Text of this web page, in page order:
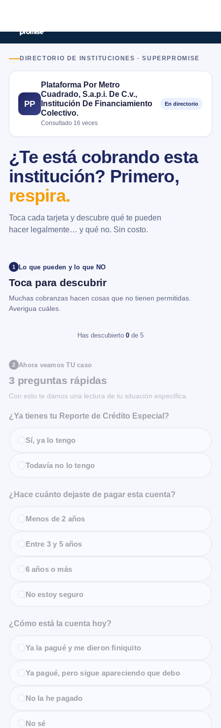
DIRECTORIO DE INSTITUCIONES · SUPERPROMISE
PP
Plataforma Por Metro
Cuadrado, S.a.p.i. De C.v.,
Institución De Financiamiento
Colectivo.
Consultado 16 veces
En directorio
¿Te está cobrando esta
institución? Primero,
respira.
Toca cada tarjeta y descubre qué te pueden
hacer legalmente… y qué no. Sin costo.
1 Lo que pueden y lo que NO
Toca para descubrir
Muchas cobranzas hacen cosas que no tienen permitidas.
Averigua cuáles.
Has descubierto 0 de 5
2 Ahora veamos TU caso
3 preguntas rápidas
Con esto te damos una lectura de tu situación específica.
¿Ya tienes tu Reporte de Crédito Especial?
Sí, ya lo tengo
Todavía no lo tengo
¿Hace cuánto dejaste de pagar esta cuenta?
Menos de 2 años
Entre 3 y 5 años
6 años o más
No estoy seguro
¿Cómo está la cuenta hoy?
Ya la pagué y me dieron finiquito
Ya pagué, pero sigue apareciendo que debo
No la he pagado
No sé